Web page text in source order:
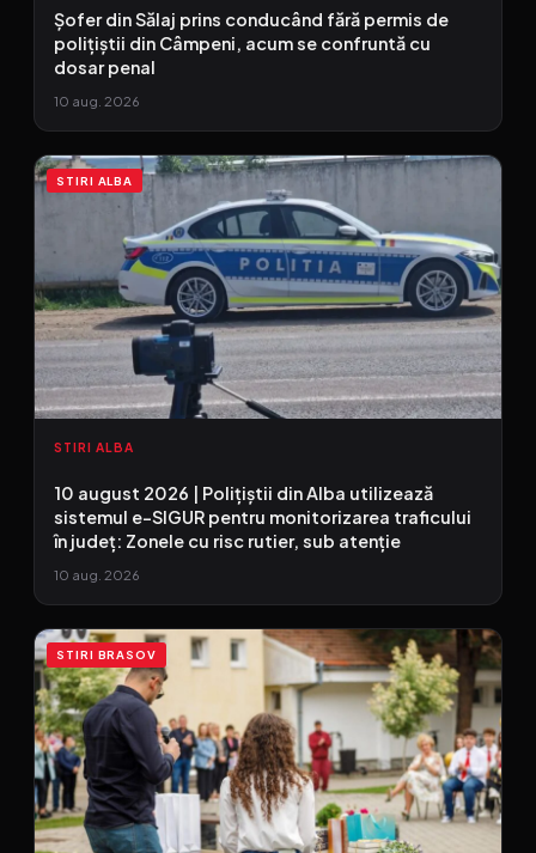
Șofer din Sălaj prins conducând fără permis de
polițiștii din Câmpeni, acum se confruntă cu
dosar penal
10 aug. 2026
STIRI ALBA
STIRI ALBA
10 august 2026 | Polițiștii din Alba utilizează
sistemul e-SIGUR pentru monitorizarea traficului
în județ: Zonele cu risc rutier, sub atenție
10 aug. 2026
STIRI BRASOV